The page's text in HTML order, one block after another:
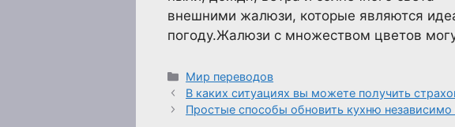
внешними жалюзи, которые являются
погоду.Жалюзи с множеством цветов
Рубрики
Мир переводов
В каких ситуациях вы можете получить
Простые способы обновить кухню